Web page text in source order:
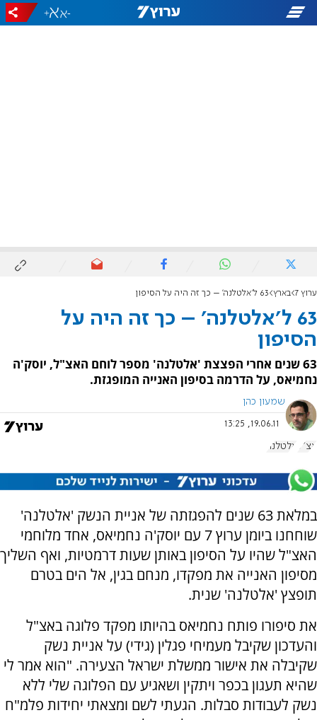
-
+
ערוץ 7 בארץ 63 ל'אלטלנה' – כך זה היה על הסיפון
63 ל'אלטלנה' – כך זה היה על
הסיפון
63 שנים אחרי הפצצת 'אלטלנה' מספר לוחם האצ"ל, יוסק'ה
נחמיאס, על הדרמה בסיפון האנייה המופגזת.
שמעון כהן
19.06.11, 13:25
אצ"ל אלטלנה
במלאת 63 שנים להפגזתה של אניית הנשק 'אלטלנה'
שוחחנו ביומן ערוץ 7 עם יוסק'ה נחמיאס, אחד מלוחמי
האצ"ל שהיו על הסיפון באותן שעות דרמטיות, ואף השליך
מסיפון האנייה את מפקדו, מנחם בגין, אל הים בטרם
תופצץ 'אלטלנה' שנית.
את סיפורו פותח נחמיאס בהיותו מפקד פלוגה באצ"ל
והעדכון שקיבל מעמיחי פגלין (גידי) על אניית נשק
שקיבלה את אישור ממשלת ישראל הצעירה. "הוא אמר לי
שהיא תעגון בכפר ויתקין ושאגיע עם הפלוגה שלי ללא
נשק לעבודות סבלות. הגעתי לשם ומצאתי יחידות פלמ"ח